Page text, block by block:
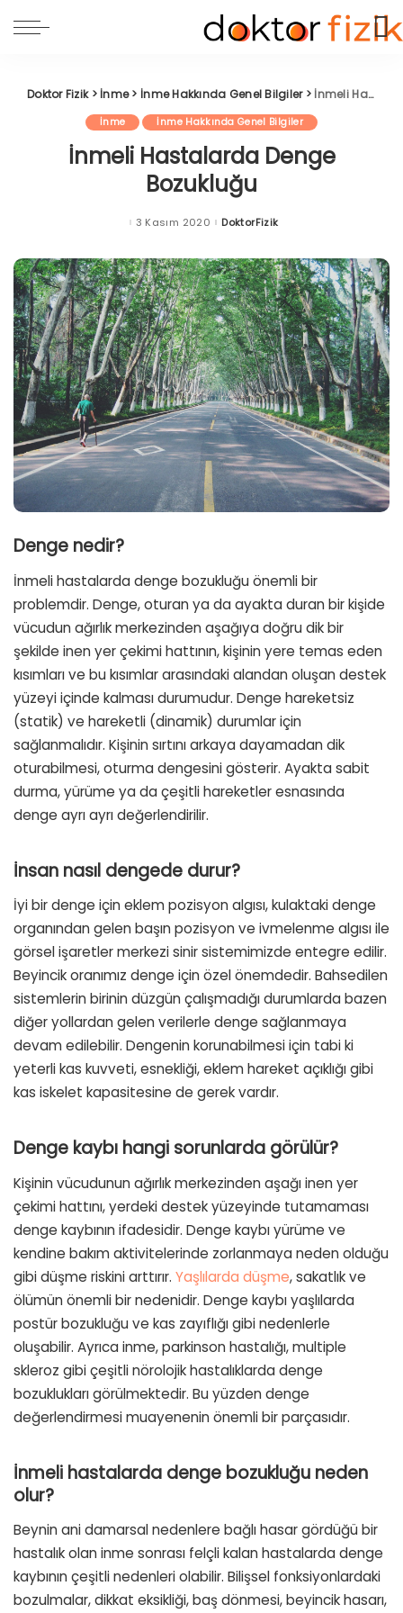
Doktor Fizik> İnme> İnme Hakkında Genel Bilgiler> İnmeli Hastalarda Denge Bozukluğu
İnme İnme Hakkında Genel Bilgiler
İnmeli Hastalarda Denge
Bozukluğu
3 Kasım 2020 Posted
DoktorFizik
Denge nedir?
İnmeli hastalarda denge bozukluğu önemli bir
problemdir. Denge, oturan ya da ayakta duran bir kişide
vücudun ağırlık merkezinden aşağıya doğru dik bir
şekilde inen yer çekimi hattının, kişinin yere temas eden
kısımları ve bu kısımlar arasındaki alandan oluşan destek
yüzeyi içinde kalması durumudur. Denge hareketsiz
(statik) ve hareketli (dinamik) durumlar için
sağlanmalıdır. Kişinin sırtını arkaya dayamadan dik
oturabilmesi, oturma dengesini gösterir. Ayakta sabit
durma, yürüme ya da çeşitli hareketler esnasında
denge ayrı ayrı değerlendirilir.
İnsan nasıl dengede durur?
İyi bir denge için eklem pozisyon algısı, kulaktaki denge
organından gelen başın pozisyon ve ivmelenme algısı ile
görsel işaretler merkezi sinir sistemimizde entegre edilir.
Beyincik oranımız denge için özel önemdedir. Bahsedilen
sistemlerin birinin düzgün çalışmadığı durumlarda bazen
diğer yollardan gelen verilerle denge sağlanmaya
devam edilebilir. Dengenin korunabilmesi için tabi ki
yeterli kas kuvveti, esnekliği, eklem hareket açıklığı gibi
kas iskelet kapasitesine de gerek vardır.
Denge kaybı hangi sorunlarda görülür?
Kişinin vücudunun ağırlık merkezinden aşağı inen yer
çekimi hattını, yerdeki destek yüzeyinde tutamaması
denge kaybının ifadesidir. Denge kaybı yürüme ve
kendine bakım aktivitelerinde zorlanmaya neden olduğu
gibi düşme riskini arttırır. Yaşlılarda düşme, sakatlık ve
ölümün önemli bir nedenidir. Denge kaybı yaşlılarda
postür bozukluğu ve kas zayıflığı gibi nedenlerle
oluşabilir. Ayrıca inme, parkinson hastalığı, multiple
skleroz gibi çeşitli nörolojik hastalıklarda denge
bozuklukları görülmektedir. Bu yüzden denge
değerlendirmesi muayenenin önemli bir parçasıdır.
İnmeli hastalarda denge bozukluğu neden
olur?
Beynin ani damarsal nedenlere bağlı hasar gördüğü bir
hastalık olan inme sonrası felçli kalan hastalarda denge
kaybının çeşitli nedenleri olabilir. Bilişsel fonksiyonlardaki
bozulmalar, dikkat eksikliği, baş dönmesi, beyincik hasarı,